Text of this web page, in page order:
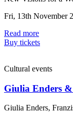
Fri, 13th November
Read more
Buy tickets
Cultural events
Giulia Enders
Giulia Enders,